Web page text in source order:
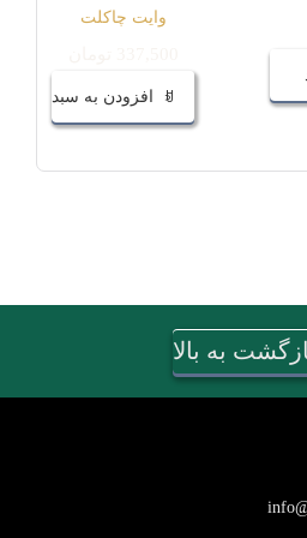
وایت چاکلت
افزودن به سبد
به بالا